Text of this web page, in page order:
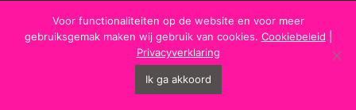
Disclaimer|Cookiebeleid|Privacyverklaring
Voor functionaliteiten op de website en voor meer
gebruiksgemak maken wij gebruik van cookies. Cookiebeleid
Privacyverklaring
Ik ga akkoord